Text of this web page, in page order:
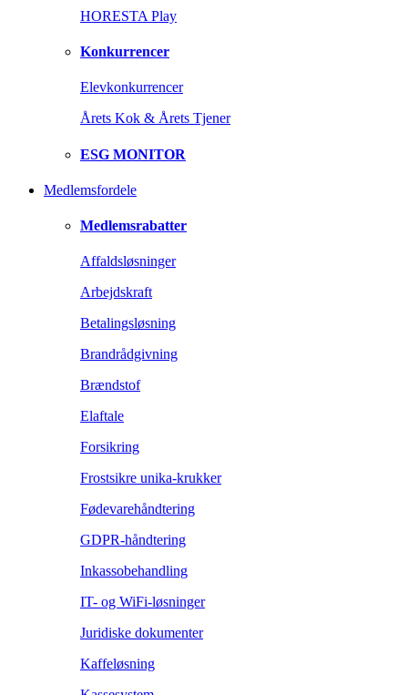
HORESTA Play
Konkurrencer
Elevkonkurrencer
Årets Kok & Årets Tjener
ESG MONITOR
Medlemsfordele
Medlemsrabatter
Affaldsløsninger
Arbejdskraft
Betalingsløsning
Brandrådgivning
Brændstof
Elaftale
Forsikring
Frostsikre unika-krukker
Fødevarehåndtering
GDPR-håndtering
Inkassobehandling
IT- og WiFi-løsninger
Juridiske dokumenter
Kaffeløsning